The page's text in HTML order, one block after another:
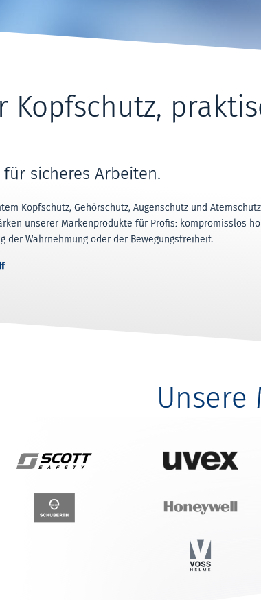
Kopfschutz,
sicheres Arbeiten.
Kopfschutz, Gehörschutz, Augenschutz und
unserer Markenprodukte für Profis: kompromisslos
der Wahrnehmung oder der Bewegungsfreiheit.